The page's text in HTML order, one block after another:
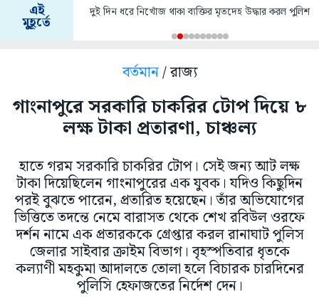
এই
মুহূর্তে
দুই দিন ধরে নিখোঁজ থাকা ব্যক্তির মৃতদেহ উদ্ধার করল পুলিশ
বর্তমান/ রাজ্য
গাংনাপুরে সরকারি চাকরির টোপ দিয়ে ৮
লক্ষ টাকা প্রতারণা, চাঞ্চল্য
হাতে গরম সরকারি চাকরির টোপ। সেই জন্য আট লক্ষ
টাকা দিয়েছিলেন গাংনাপুরের এক যুবক। যদিও কিছুদিন
পরই বুঝতে পারেন, প্রতারিত হয়েছেন। তাঁর অভিযোগের
ভিত্তিতে তদন্তে নেমে বারাসত থেকে শেখ রবিউল ওরফে
দর্শন নামে এক প্রতারককে গ্রেপ্তার করল রানাঘাট পুলিস
জেলার সাইবার ক্রাইম বিভাগ। বৃহস্পতিবার ধৃতকে
কল্যাণী মহকুমা আদালতে তোলা হলে বিচারক চারদিনের
পুলিসি হেফাজতের নির্দেশ দেন।